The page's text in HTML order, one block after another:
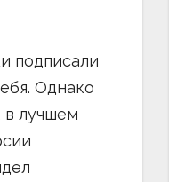
подписали
Однако
в лучшем